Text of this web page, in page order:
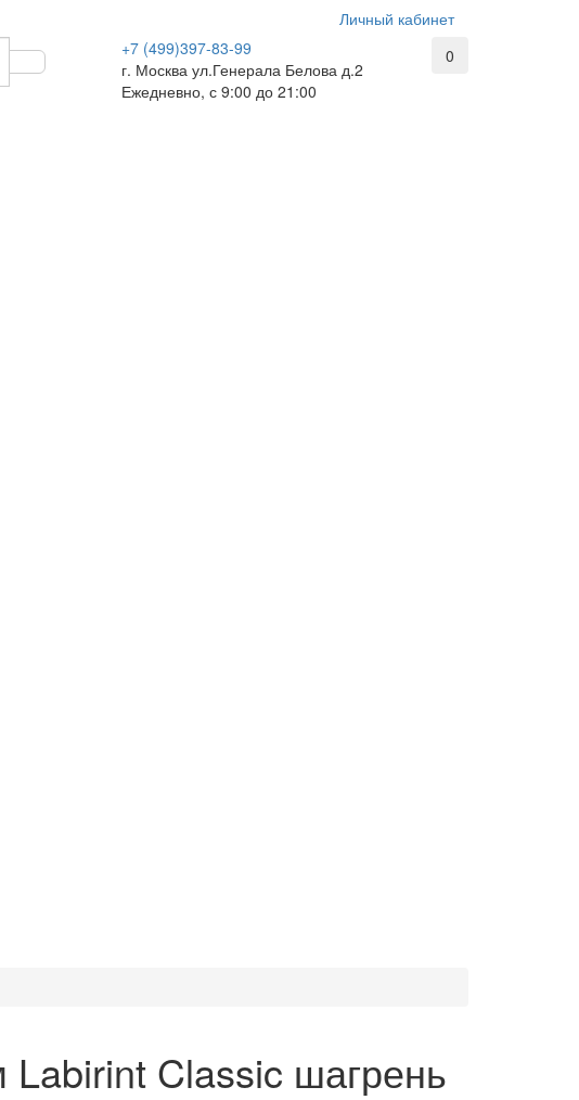
Личный кабинет
+7 (499)397-83-99
г. Москва ул.Генерала Белова д.2
Ежедневно, с 9:00 до 21:00
0
Labirint Classic шагрень